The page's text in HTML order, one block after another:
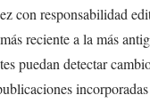
con responsabilidad
reciente a la más
puedan detectar